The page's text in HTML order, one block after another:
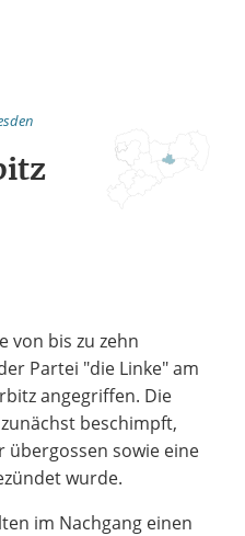
English
Français
Polski
Português
Türkçe Việt
von bis zu zehn
Partei "die Linke" am
angegriffen. Die
beschimpft,
übergossen sowie eine
wurde.
im Nachgang einen